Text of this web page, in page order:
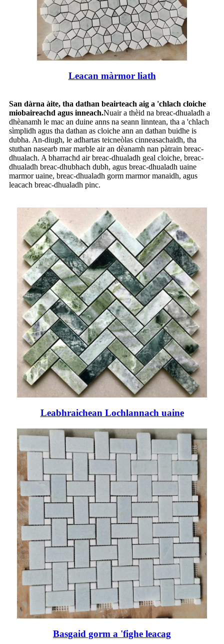
Leacan màrmor liath
San dàrna àite, tha dathan beairteach aig a 'chlach cloiche
miobaireachd agus inneach.Nuair a thèid na breac-dhualadh a
dhèanamh le mac an duine anns na seann linntean, tha a 'chlach
sìmplidh agus tha dathan as cloiche ann an dathan buidhe is
dubha. An-diugh, le adhartas teicneòlas cinneasachaidh, tha
stuthan nasearb mar marble air an dèanamh nan pàtrain breac-
dhualach. A bharrachd air breac-dhualadh geal cloiche, breac-
dhualadh breac-dhubhach dubh, agus breac-dhualadh uaine
marmor uaine, breac-dhualadh gorm marmor manaidh, agus
leacach breac-dhualadh pinc.
Leabhraichean Lochlannach uaine
Basgaid gorm a 'fighe leacag